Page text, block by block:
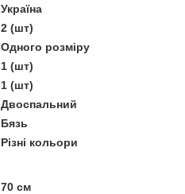
Україна
2 (шт)
Одного розміру
1 (шт)
1 (шт)
Двоспальний
Бязь
Різні кольори
70 см